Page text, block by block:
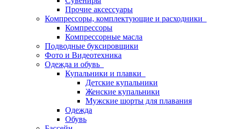
Прочие аксессуары
Компрессоры, комплектующие и расходники
Компрессоры
Компрессорные масла
Подводные буксировщики
Фото и Видеотехника
Одежда и обувь
Купальники и плавки
Детские купальники
Женские купальники
Мужские шорты для плавания
Одежда
Обувь